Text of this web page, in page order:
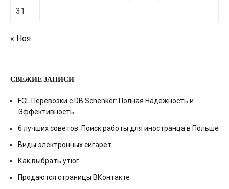
31
« Ноя
СВЕЖИЕ ЗАПИСИ
FCL Перевозки с DB Schenker: Полная Надежность и
Эффективность
6 лучших советов: Поиск работы для иностранца в Польше
Виды электронных сигарет
Как выбрать утюг
Продаются страницы ВКонтакте